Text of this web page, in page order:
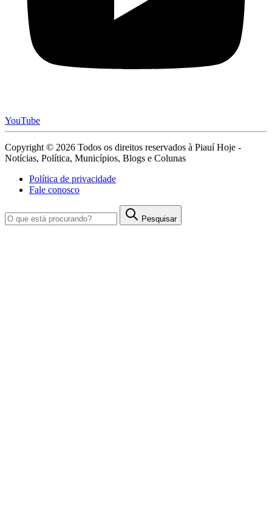
YouTube
Copyright © 2026 Todos os direitos reservados à Piauí Hoje -
Notícias, Política, Municípios, Blogs e Colunas
Política de privacidade
Fale conosco
Pesquisar